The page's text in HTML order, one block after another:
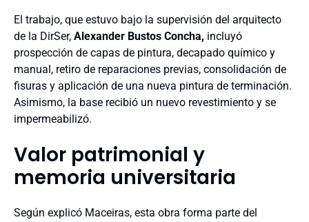
El trabajo, que estuvo bajo la supervisión del arquitecto
de la DirSer, Alexander Bustos Concha, incluyó
prospección de capas de pintura, decapado químico y
manual, retiro de reparaciones previas, consolidación de
fisuras y aplicación de una nueva pintura de terminación.
Asimismo, la base recibió un nuevo revestimiento y se
impermeabilizó.
Valor patrimonial y
memoria universitaria
Según explicó Maceiras, esta obra forma parte del